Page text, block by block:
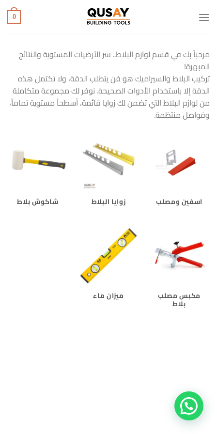
للمحتوى
0
مرحباً بك في قسم لوازم البلاط.. سر الأرضيات المستوية والنتائج
المبهرة!
تركيب البلاط والسيراميك هو فن يتطلب الدقة، ولا تكتمل هذه
الدقة إلا باستخدام الأدوات الصحيحة. نوفر لك مجموعة متكاملة
من لوازم البلاط التي تضمن لك زوايا قائمة، أسطحاً مستوية تماماً،
وفواصل منتظمة.
اسفين ومصلب زوايا البلاط شاكوش بلاط
مكبس مصلب
بلاط
ميزان ماء